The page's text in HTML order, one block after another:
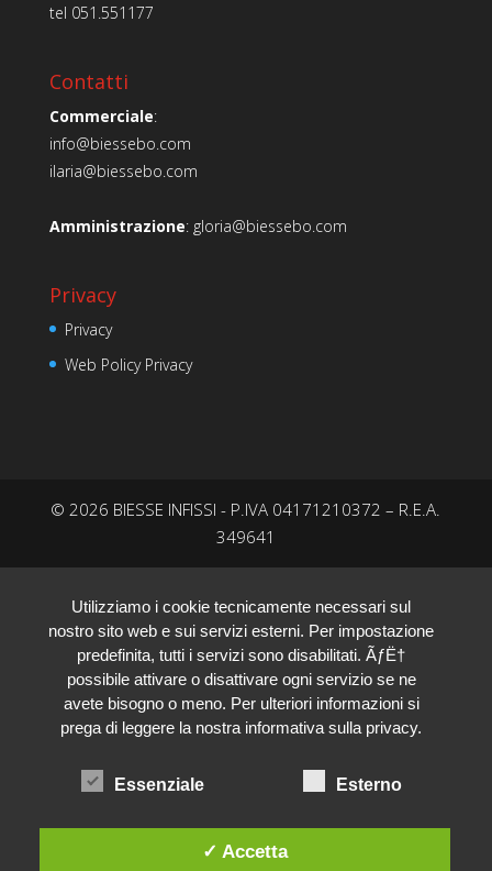
tel 051.551177
Contatti
Commerciale:
info@biessebo.com
ilaria@biessebo.com
Amministrazione: gloria@biessebo.com
Privacy
Privacy
Web Policy Privacy
© 2026 BIESSE INFISSI - P.IVA 04171210372 – R.E.A.
349641
Biesse Infissi
Utilizziamo i cookie tecnicamente necessari sul
nostro sito web e sui servizi esterni. Per impostazione
predefinita, tutti i servizi sono disabilitati. ÃƒË†
possibile attivare o disattivare ogni servizio se ne
avete bisogno o meno. Per ulteriori informazioni si
prega di leggere la nostra informativa sulla privacy.
Essenziale Esterno
✓ Accetta